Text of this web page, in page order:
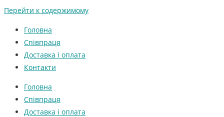
Перейти к содержимому
Головна
Співпраця
Доставка і оплата
Контакти
Головна
Співпраця
Доставка і оплата